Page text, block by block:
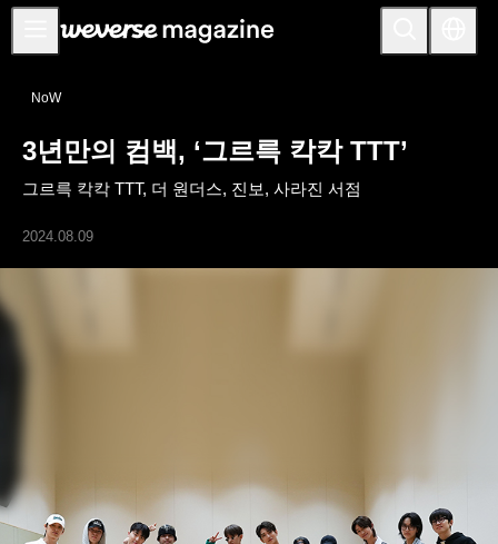
공지사항
FEATURE
INTERVIEW
REVIEW
ALL
ARTICLES
NoW
3년만의 컴백, ‘그르륵 칵칵 TTT’
그르륵 칵칵 TTT, 더 원더스, 진보, 사라진 서점
2024.08.09